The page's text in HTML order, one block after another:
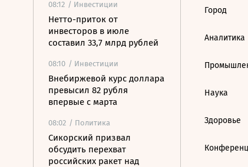
08:12 / Инвестиции
Нетто-приток от
инвесторов в июле
составил 33,7 млрд рублей
08:10 / Инвестиции
Внебиржевой курс доллара
превысил 82 рубля
впервые с марта
08:02 / Политика
Сикорский призвал
обсудить перехват
российских ракет над
Город
Аналитика
Наука
Здоровье